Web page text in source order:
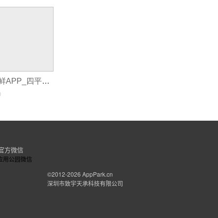
四平制作一个生鲜APP_四平生鲜蔬果APP定制平台如何成功转型
方微信
©2012-2026 AppPark.cn
深圳市致宇天承科技有限公司